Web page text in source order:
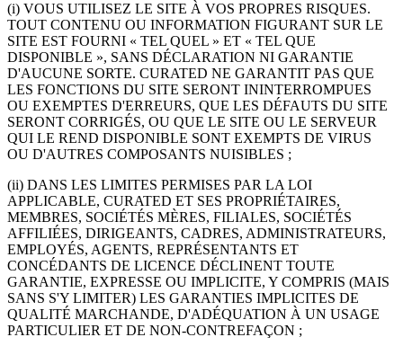
(i) VOUS UTILISEZ LE SITE À VOS PROPRES RISQUES.
TOUT CONTENU OU INFORMATION FIGURANT SUR LE
SITE EST FOURNI « TEL QUEL » ET « TEL QUE
DISPONIBLE », SANS DÉCLARATION NI GARANTIE
D'AUCUNE SORTE. CURATED NE GARANTIT PAS QUE
LES FONCTIONS DU SITE SERONT ININTERROMPUES
OU EXEMPTES D'ERREURS, QUE LES DÉFAUTS DU SITE
SERONT CORRIGÉS, OU QUE LE SITE OU LE SERVEUR
QUI LE REND DISPONIBLE SONT EXEMPTS DE VIRUS
OU D'AUTRES COMPOSANTS NUISIBLES ;
(ii) DANS LES LIMITES PERMISES PAR LA LOI
APPLICABLE, CURATED ET SES PROPRIÉTAIRES,
MEMBRES, SOCIÉTÉS MÈRES, FILIALES, SOCIÉTÉS
AFFILIÉES, DIRIGEANTS, CADRES, ADMINISTRATEURS,
EMPLOYÉS, AGENTS, REPRÉSENTANTS ET
CONCÉDANTS DE LICENCE DÉCLINENT TOUTE
GARANTIE, EXPRESSE OU IMPLICITE, Y COMPRIS (MAIS
SANS S'Y LIMITER) LES GARANTIES IMPLICITES DE
QUALITÉ MARCHANDE, D'ADÉQUATION À UN USAGE
PARTICULIER ET DE NON-CONTREFAÇON ;